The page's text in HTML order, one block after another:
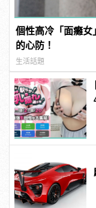
個性高冷「面癱女
的心防！
生活話題